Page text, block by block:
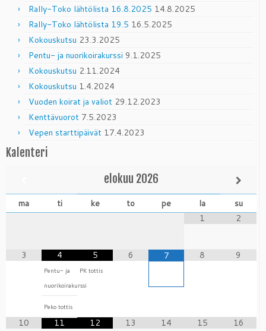
Rally-Toko lähtölista 16.8.2025 14.8.2025
Rally-Toko lähtölista 19.5 16.5.2025
Kokouskutsu 23.3.2025
Pentu- ja nuorikoirakurssi 9.1.2025
Kokouskutsu 2.11.2024
Kokouskutsu 1.4.2024
Vuoden koirat ja valiot 29.12.2023
Kenttävuorot 7.5.2023
Vepen starttipäivät 17.4.2023
Kalenteri
elokuu 2026
ma ti ke to pe la
su
1
2
3 4
Pentu- ja
nuorikoirakurssi
Peko tottis
5
PK tottis
6 7 8 9
10 11 12 13 14 15 16